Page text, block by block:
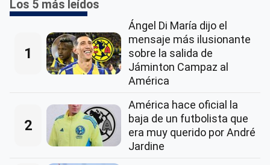
Los 5 más leídos
1
Ángel Di María dijo el
mensaje más ilusionante
sobre la salida de
Jáminton Campaz al
América
2
América hace oficial la
baja de un futbolista que
era muy querido por André
Jardine